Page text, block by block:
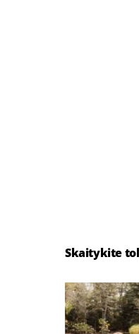
Skaitykite